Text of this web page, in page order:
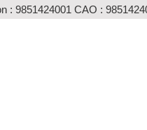
: 9851424001 CAO :